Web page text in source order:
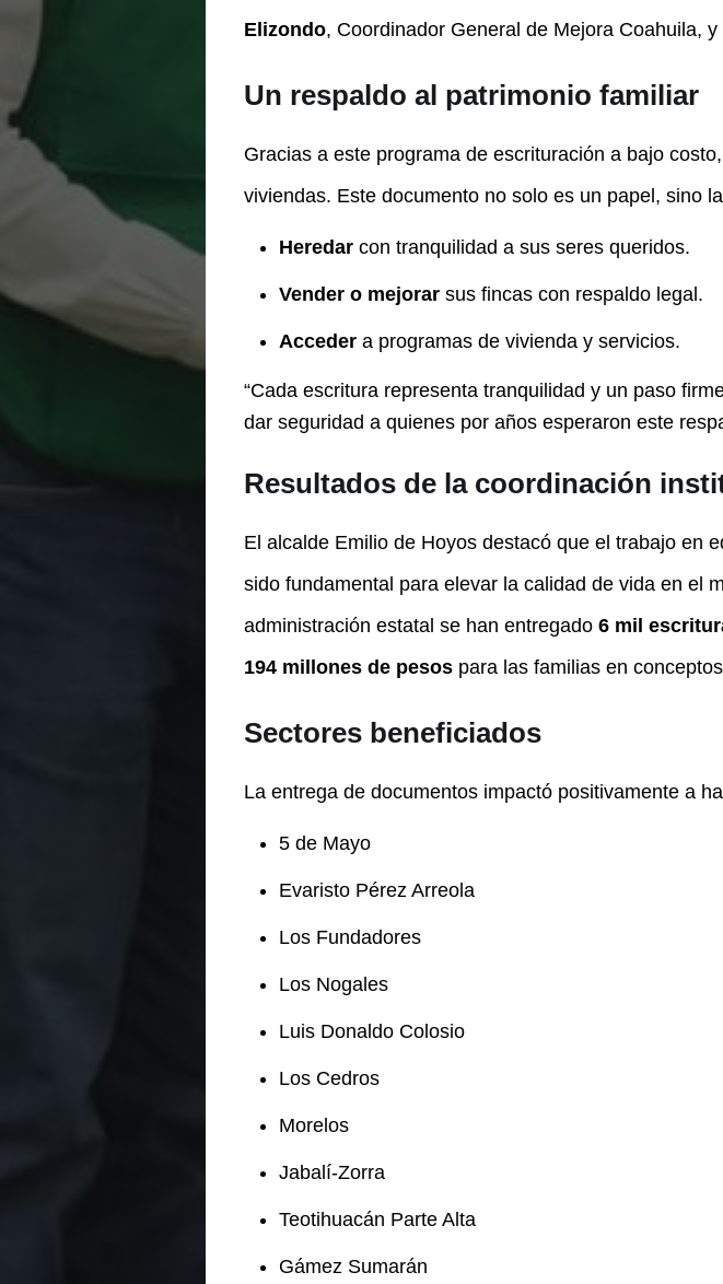
Elizondo, Coordinador General de Mejora Coahuila,
Un respaldo al patrimonio familiar
Gracias a este programa de escrituración a bajo
viviendas. Este documento no solo es un papel, sino
Heredarcon tranquilidad a sus seres queridos.
Vender o mejorarsus fincas con respaldo legal.
Accedera programas de vivienda y servicios.
“Cada escritura representa tranquilidad y un paso
dar seguridad a quienes por años esperaron este
Resultados de la coordinación
El alcalde Emilio de Hoyos destacó que el trabajo en
sido fundamental para elevar la calidad de vida en el
administración estatal se han entregado 6 mil
194 millones de pesospara las familias en
Sectores beneficiados
La entrega de documentos impactó positivamente a
5 de Mayo
Evaristo Pérez Arreola
Los Fundadores
Los Nogales
Luis Donaldo Colosio
Los Cedros
Morelos
Jabalí-Zorra
Teotihuacán Parte Alta
Gámez Sumarán